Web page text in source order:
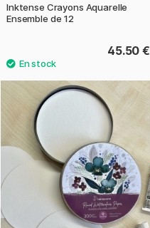
Inktense Crayons Aquarelle
Ensemble de 12
45.50 €